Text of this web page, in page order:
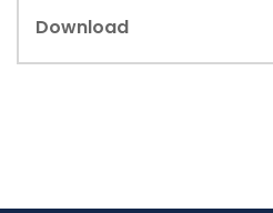
Download